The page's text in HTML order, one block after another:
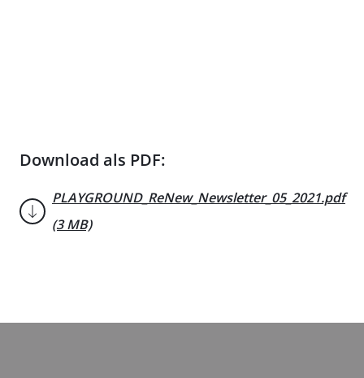
Download als PDF:
PLAYGROUND_ReNew_Newsletter_05_2021.pdf
(3 MB)